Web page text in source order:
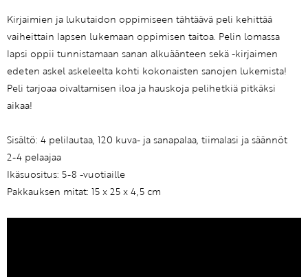
Kirjaimien ja lukutaidon oppimiseen tähtäävä peli kehittää
vaiheittain lapsen lukemaan oppimisen taitoa. Pelin lomassa
lapsi oppii tunnistamaan sanan alkuäänteen sekä -kirjaimen
edeten askel askeleelta kohti kokonaisten sanojen lukemista!
Peli tarjoaa oivaltamisen iloa ja hauskoja pelihetkiä pitkäksi
aikaa!
Sisältö: 4 pelilautaa, 120 kuva- ja sanapalaa, tiimalasi ja säännöt
2-4 pelaajaa
Ikäsuositus: 5-8 -vuotiaille
Pakkauksen mitat: 15 x 25 x 4,5 cm